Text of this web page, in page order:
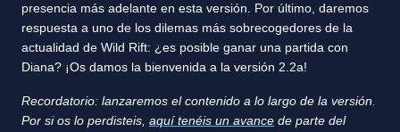
presencia más adelante en esta versión. Por último, daremos
respuesta a uno de los dilemas más sobrecogedores de la
actualidad de Wild Rift: ¿es posible ganar una partida con
Diana? ¡Os damos la bienvenida a la versión 2.2a!
Recordatorio: lanzaremos el contenido a lo largo de la versión.
Por si os lo perdisteis, aquí tenéis un avance de parte del